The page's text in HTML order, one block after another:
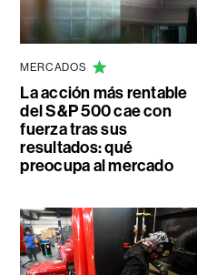
MERCADOS
La acción más rentable
del S&P 500 cae con
fuerza tras sus
resultados: qué
preocupa al mercado